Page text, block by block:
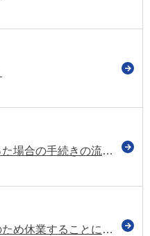
社員が通勤途中に事故にあった場合の手続きの流れについて教えて下さい。
社員が業務災害により療養のため休業することになった場合の手続きの流れについて教えて下さい。